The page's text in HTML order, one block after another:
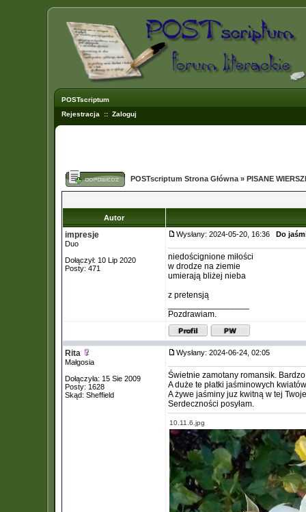
POSTscriptum
Rejestracja :: Zaloguj
POSTscriptum Strona Główna » PISANE
Autor
impresje
Duo
Dołączył: 10 Lip 2020
Posty: 471
Wysłany: 2024-05-20, 16:36 Do
niedoścignione miłości
w drodze na ziemie
umierają bliżej nieba
z pretensją
Pozdrawiam.
Rita
Małgosia
Dołączyła: 15 Sie 2009
Posty: 1628
Skąd: Sheffield
Wysłany: 2024-06-24, 02:05
Świetnie zamotany romansik.
A duże te płatki jaśminowych
A żywe jaśminy juz kwitną w tej
Serdeczności posyłam.
10.11.6.jpg